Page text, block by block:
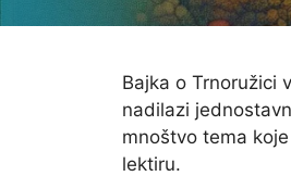
Bajka o Trnoružici
nadilazi
mnoštvo tema
lektiru.